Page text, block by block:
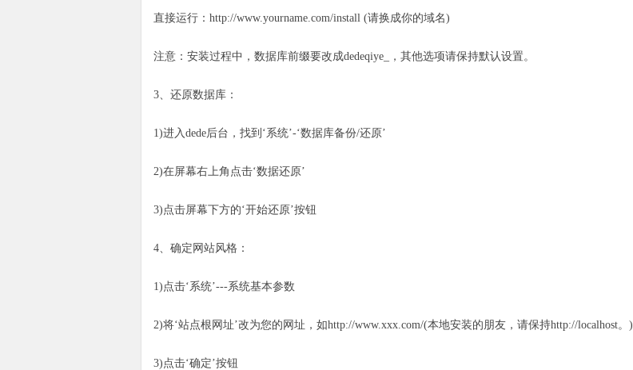
直接运行：http://www.yourname.com/install (请换成你的域名)
注意：安装过程中，数据库前缀要改成dedeqiye_，其他选项请保持默认设置。
3、还原数据库：
1)进入dede后台，找到‘系统’-‘数据库备份/还原’
2)在屏幕右上角点击‘数据还原’
3)点击屏幕下方的‘开始还原’按钮
4、确定网站风格：
1)点击‘系统’---系统基本参数
2)将‘站点根网址’改为您的网址，如http://www.xxx.com/(本地安装的朋友，请保持http://localhost。)
3)点击‘确定’按钮